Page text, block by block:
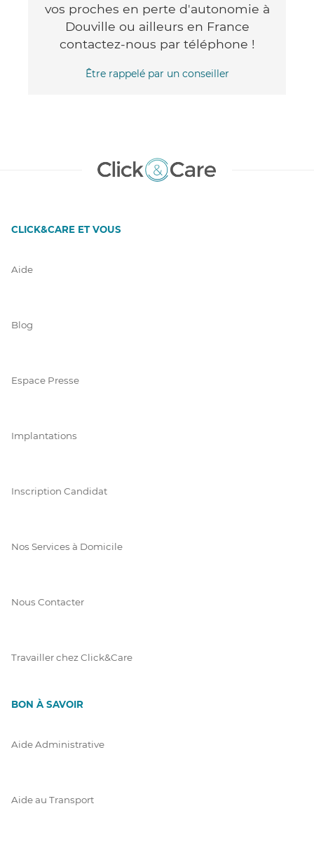
vos proches en perte d'autonomie à
Douville ou ailleurs en France
contactez-nous par téléphone !
Être rappelé par un conseiller
CLICK&CARE ET VOUS
Aide
Blog
Espace Presse
Implantations
Inscription Candidat
Nos Services à Domicile
Nous Contacter
Travailler chez Click&Care
BON À SAVOIR
Aide Administrative
Aide au Transport